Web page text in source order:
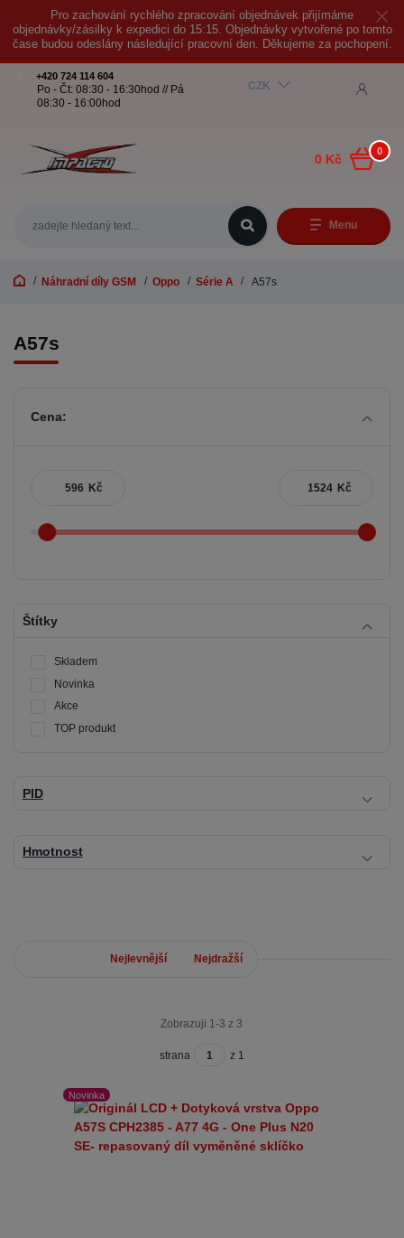
Pro zachování rychlého zpracování objednávek přijímáme
objednávky/zásilky k expedici do 15:15. Objednávky vytvořené po tomto
čase budou odeslány následující pracovní den. Děkujeme za pochopení.
Menu
CZK
+420 724 114 604
Po - Čt: 08:30 - 16:30hod // Pá
08:30 - 16:00hod
0
0 Kč
Náhradní díly GSM Oppo Série A A57s
A57s
Cena:
Kč Kč
Štítky
Skladem
Novinka
Akce
TOP produkt
PID
Hmotnost
Nejlevnější Nejdražší
Zobrazuji 1-3 z 3
strana z 1
Novinka